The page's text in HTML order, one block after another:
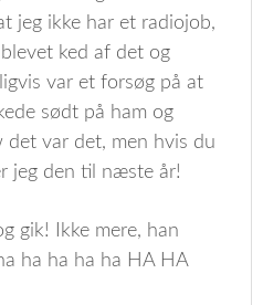
jeg ikke har et radiojob,
ked af det og
var et forsøg på at
sødt på ham og
det var det, men hvis du
jeg den til næste år!
gik! Ikke mere, han
ha ha ha ha HA HA